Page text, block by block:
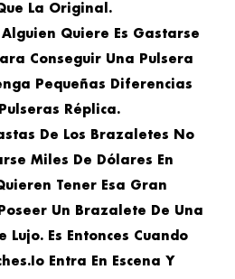
La Original.
Quiere Es Gastarse
Conseguir Una Pulsera
Pequeñas Diferencias
Réplica.
De Los Brazaletes No
Miles De Dólares En
Tener Esa Gran
Un Brazalete De Una
Lujo. Es Entonces Cuando
Entra En Escena Y